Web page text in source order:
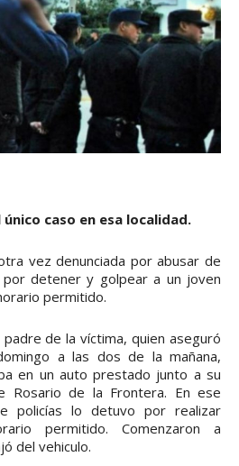
caso en esa localidad.
vez denunciada por abusar de
detener y golpear a un joven
permitido.
de la víctima, quien aseguró
a las dos de la mañana,
en un auto prestado junto a su
Rosario de la Frontera. En ese
policías lo detuvo por realizar
permitido. Comenzaron a
del vehiculo.